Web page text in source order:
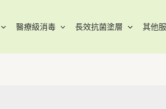
醫療級消毒 長效抗菌塗層 其他